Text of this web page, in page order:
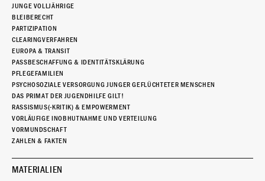
JUNGE VOLLJÄHRIGE
BLEIBERECHT
PARTIZIPATION
CLEARINGVERFAHREN
EUROPA & TRANSIT
PASSBESCHAFFUNG & IDENTITÄTSKLÄRUNG
PFLEGEFAMILIEN
PSYCHOSOZIALE VERSORGUNG JUNGER GEFLÜCHTETER MENSCHEN
DAS PRIMAT DER JUGENDHILFE GILT!
RASSISMUS(-KRITIK) & EMPOWERMENT
VORLÄUFIGE INOBHUTNAHME UND VERTEILUNG
VORMUNDSCHAFT
ZAHLEN & FAKTEN
MATERIALIEN